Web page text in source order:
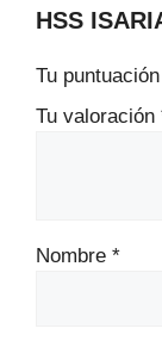
HSS
Tu puntuación
Tu valoración
Nombre *